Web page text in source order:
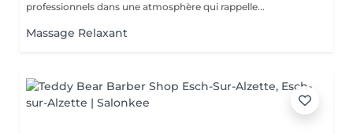
professionnels dans une atmosphère qui rappelle...
Massage Relaxant